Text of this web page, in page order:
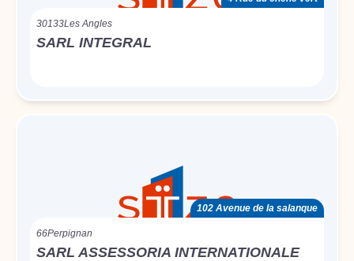
30133Les Angles
SARL INTEGRAL
102 Avenue de la salanque
66Perpignan
SARL ASSESSORIA INTERNATIONALE